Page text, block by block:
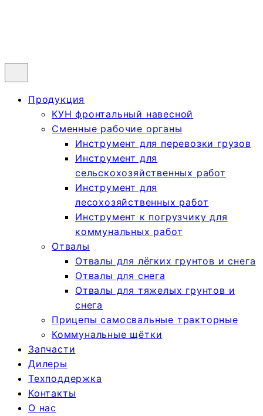
Продукция
КУН фронтальный навесной
Сменные рабочие органы
Инструмент для перевозки грузов
Инструмент для
сельскохозяйственных работ
Инструмент для
лесохозяйственных работ
Инструмент к погрузчику для
коммунальных работ
Отвалы
Отвалы для лёгких грунтов и снега
Отвалы для снега
Отвалы для тяжелых грунтов и
снега
Прицепы самосвальные тракторные
Коммунальные щётки
Запчасти
Дилеры
Техподдержка
Контакты
О нас